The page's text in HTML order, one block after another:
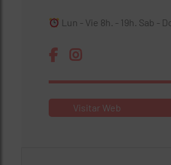
Lun - Vie 8h. - 19h. Sab -
Visitar Web